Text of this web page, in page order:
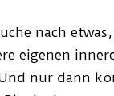
nach
eigenen
nur dann